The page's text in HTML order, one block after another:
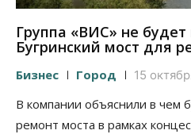
Группа «ВИС» не
Бугринский мост для
Бизнес Город 15
В компании объяснили в чем
ремонт моста в рамках